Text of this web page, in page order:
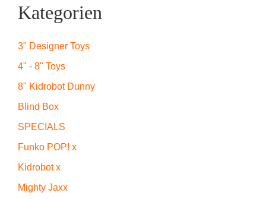
Kategorien
3" Designer Toys
4" - 8" Toys
8" Kidrobot Dunny
Blind Box
SPECIALS
Funko POP! x
Kidrobot x
Mighty Jaxx